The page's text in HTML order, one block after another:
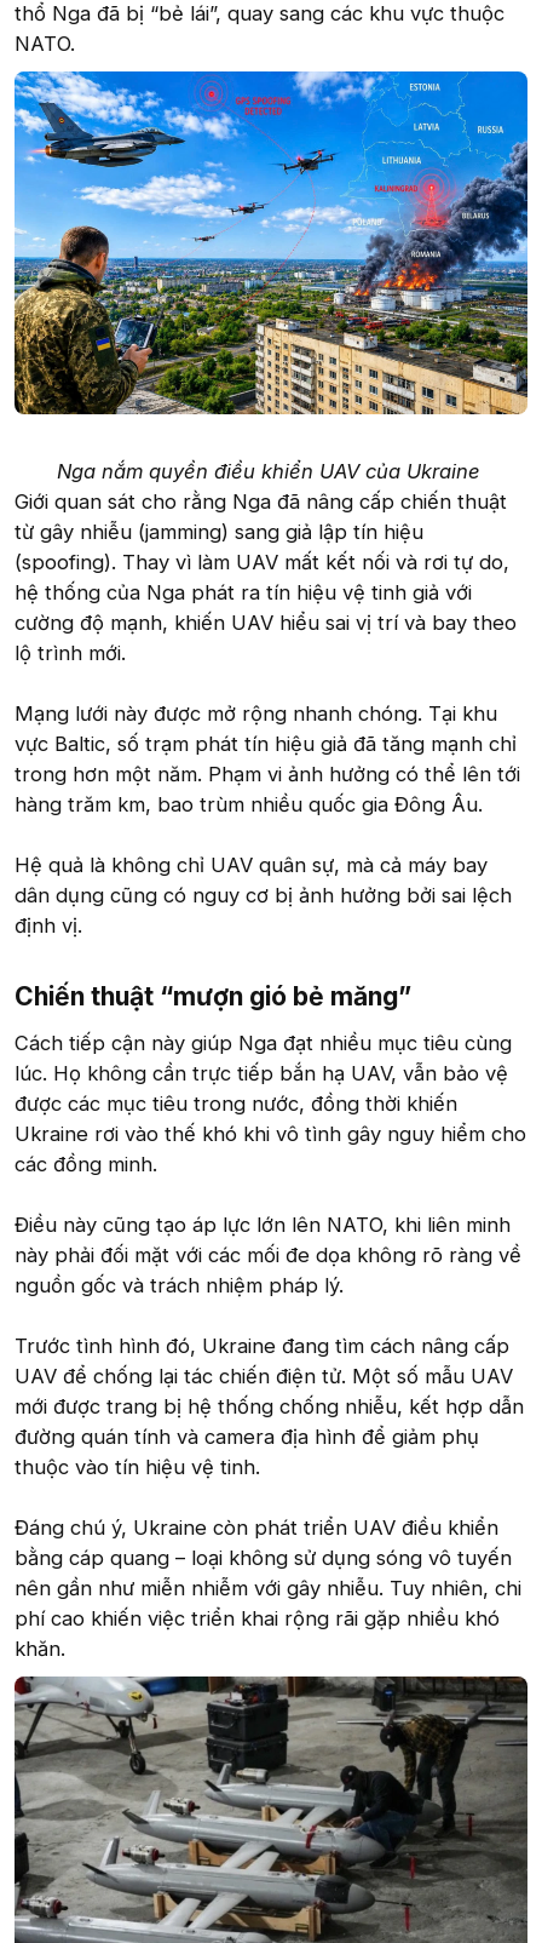
thổ Nga đã bị “bẻ lái”, quay sang các khu vực thuộc
NATO.
Nga nắm quyền điều khiển UAV của Ukraine
Giới quan sát cho rằng Nga đã nâng cấp chiến thuật
từ gây nhiễu (jamming) sang giả lập tín hiệu
(spoofing). Thay vì làm UAV mất kết nối và rơi tự do,
hệ thống của Nga phát ra tín hiệu vệ tinh giả với
cường độ mạnh, khiến UAV hiểu sai vị trí và bay theo
lộ trình mới.
Mạng lưới này được mở rộng nhanh chóng. Tại khu
vực Baltic, số trạm phát tín hiệu giả đã tăng mạnh chỉ
trong hơn một năm. Phạm vi ảnh hưởng có thể lên tới
hàng trăm km, bao trùm nhiều quốc gia Đông Âu.
Hệ quả là không chỉ UAV quân sự, mà cả máy bay
dân dụng cũng có nguy cơ bị ảnh hưởng bởi sai lệch
định vị.
Chiến thuật “mượn gió bẻ măng”​
Cách tiếp cận này giúp Nga đạt nhiều mục tiêu cùng
lúc. Họ không cần trực tiếp bắn hạ UAV, vẫn bảo vệ
được các mục tiêu trong nước, đồng thời khiến
Ukraine rơi vào thế khó khi vô tình gây nguy hiểm cho
các đồng minh.
Điều này cũng tạo áp lực lớn lên NATO, khi liên minh
này phải đối mặt với các mối đe dọa không rõ ràng về
nguồn gốc và trách nhiệm pháp lý.
Trước tình hình đó, Ukraine đang tìm cách nâng cấp
UAV để chống lại tác chiến điện tử. Một số mẫu UAV
mới được trang bị hệ thống chống nhiễu, kết hợp dẫn
đường quán tính và camera địa hình để giảm phụ
thuộc vào tín hiệu vệ tinh.
Đáng chú ý, Ukraine còn phát triển UAV điều khiển
bằng cáp quang – loại không sử dụng sóng vô tuyến
nên gần như miễn nhiễm với gây nhiễu. Tuy nhiên, chi
phí cao khiến việc triển khai rộng rãi gặp nhiều khó
khăn.